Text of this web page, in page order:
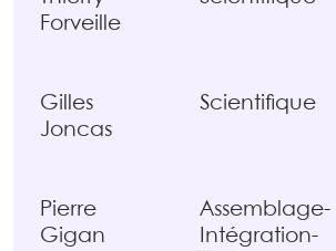
Forveille
Gilles
Joncas
Scientifique
Pierre
Gigan
Assemblage-
Intégration-